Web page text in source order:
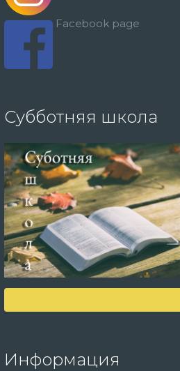
Facebook page
Субботняя школа
Информация